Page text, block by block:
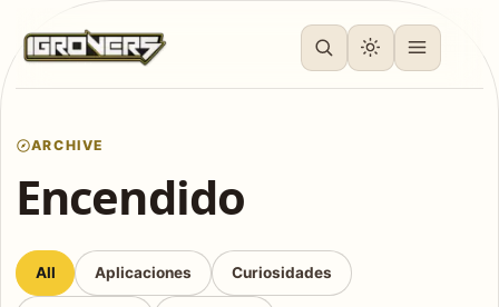
ARCHIVE
Encendido
All Aplicaciones Curiosidades